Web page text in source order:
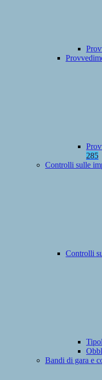
285
Controlli sulle
Controlli
Bandi di gara e